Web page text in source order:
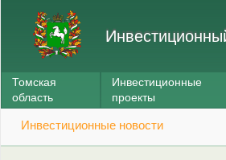
Томская
область
Инвестиционные
проекты
Инвестиционные новости